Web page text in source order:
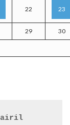
22 23
29 30